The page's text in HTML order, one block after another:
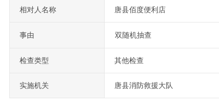
相对人名称 唐县佰度便利店
事由 双随机抽查
检查类型 其他检查
实施机关 唐县消防救援大队